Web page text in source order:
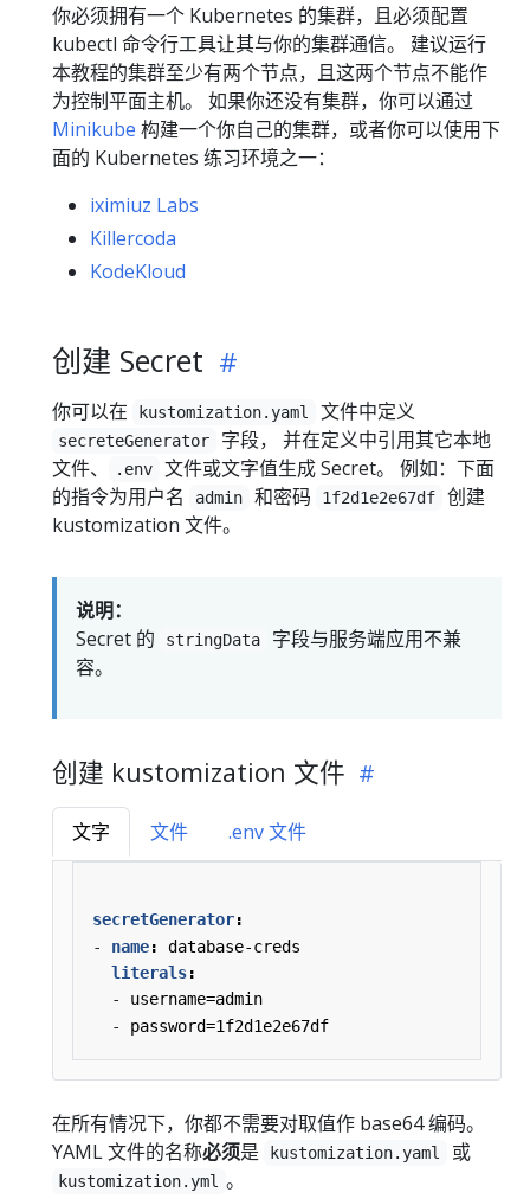
你必须拥有一个 Kubernetes 的集群，且必须配置
kubectl 命令行工具让其与你的集群通信。 建议运行
本教程的集群至少有两个节点，且这两个节点不能作
为控制平面主机。 如果你还没有集群，你可以通过
Minikube 构建一个你自己的集群，或者你可以使用下
面的 Kubernetes 练习环境之一：
iximiuz Labs
Killercoda
KodeKloud
创建 Secret
你可以在 kustomization.yaml 文件中定义
secreteGenerator
字段， 并在定义中引用其它本地
文件、
.env
文件或文字值生成 Secret。 例如：下面
的指令为用户名
admin 和密码 1f2d1e2e67df
创建
kustomization 文件。
说明：
Secret 的
stringData
字段与服务端应用不兼
容。
创建 kustomization 文件
文字 文件 .env 文件
secretGenerator:
- name:
database-creds
literals:
- username=admin
- password=1f2d1e2e67df
在所有情况下，你都不需要对取值作 base64 编码。
YAML 文件的名称必须是 kustomization.yaml 或
kustomization.yml 。